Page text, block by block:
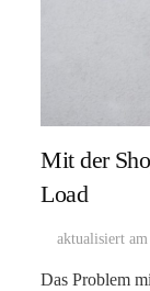
Mit der
Load
aktualisiert am
Das Problem